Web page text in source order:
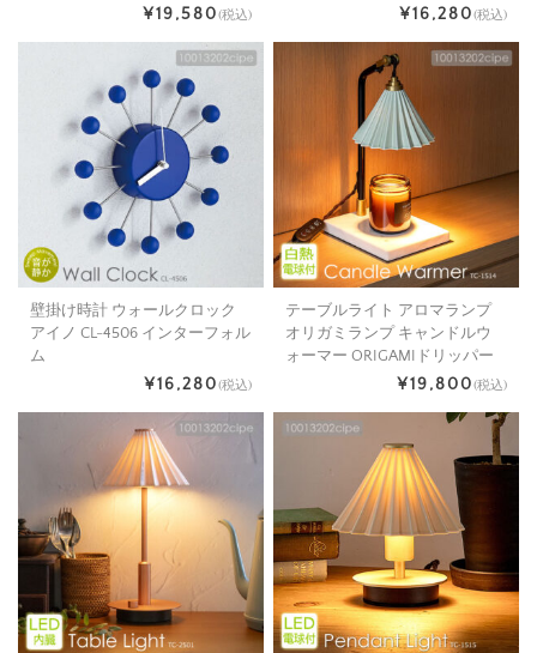
¥19,580(税込) ¥16,280(税込)
壁掛け時計 ウォールクロック
アイノ CL-4506 インターフォル
ム
¥16,280(税込)
テーブルライト アロマランプ
オリガミランプ キャンドルウ
ォーマー ORIGAMIドリッパー
¥19,800(税込)